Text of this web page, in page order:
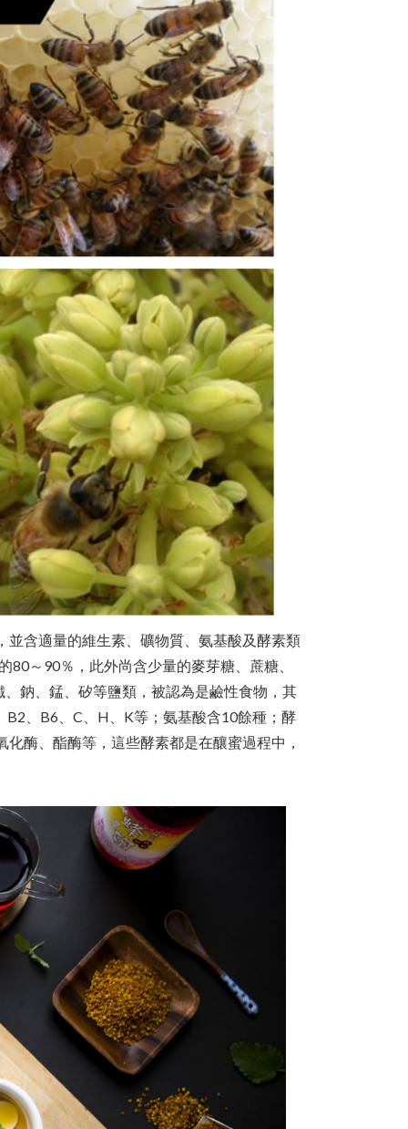
含適量的維生素、礦物質、氨基酸及酵素類
～90％，此外尚含少量的麥芽糖、蔗糖、
鈉、錳、矽等鹽類，被認為是鹼性食物，其
、B6、C、H、K等；氨基酸含10餘種；酵
酶、酯酶等，這些酵素都是在釀蜜過程中，